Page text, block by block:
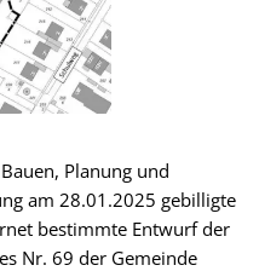
Planung und
am 28.01.2025 gebilligte
bestimmte Entwurf der
Nr. 69 der Gemeinde